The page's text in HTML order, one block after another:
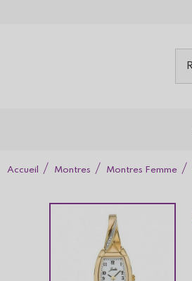
Accueil Montres Montres Femme